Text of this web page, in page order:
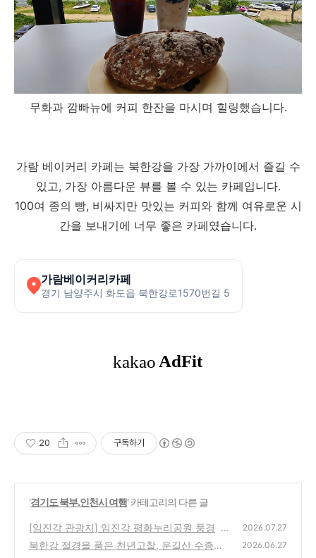
무화과 깜빠뉴에 커피 한잔을 마시며 힐링했습니다.
가람 베이커리 카페는 북한강을 가장 가까이에서 즐길 수
있고, 가장 아름다운 뷰를 볼 수 있는 카페입니다.
100여 종의 빵, 비싸지만 맛있는 커피와 함께 여유로운 시
간을 보내기에 너무 좋은 카페였습니다.
가람베이커리카페
경기 남양주시 화도읍 북한강로1570번길 5
20 구독하기
'경기도 북부.인천시 여행' 카테고리의 다른 글
[임진각 관광지] 임진각 평화누리공원 풍경
(1
2)
2026.07.27
북한강 절경을 품은 천년고찰, 운길산 수종사 2026.06.27